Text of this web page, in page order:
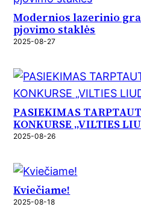
Modernios lazerinio
pjovimo staklės
2025-08-27
PASIEKIMAS
KONKURSE „VILTIES
2025-08-26
Kviečiame!
2025-08-18